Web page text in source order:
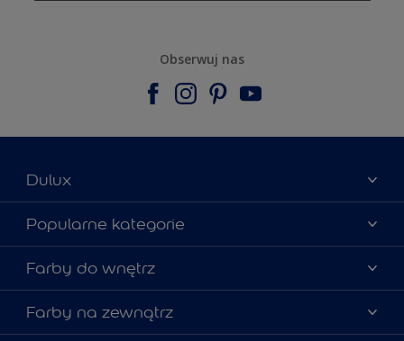
Obserwuj nas
Dulux
Materiały marketingowe
Mapa strony
Kontakt
Popularne kategorie
Kolory farb
Porady ekspertów
Zainspiruj się
Farby do wnętrz
Farby do ścian
Farby uniwersalne
Farby na zewnątrz